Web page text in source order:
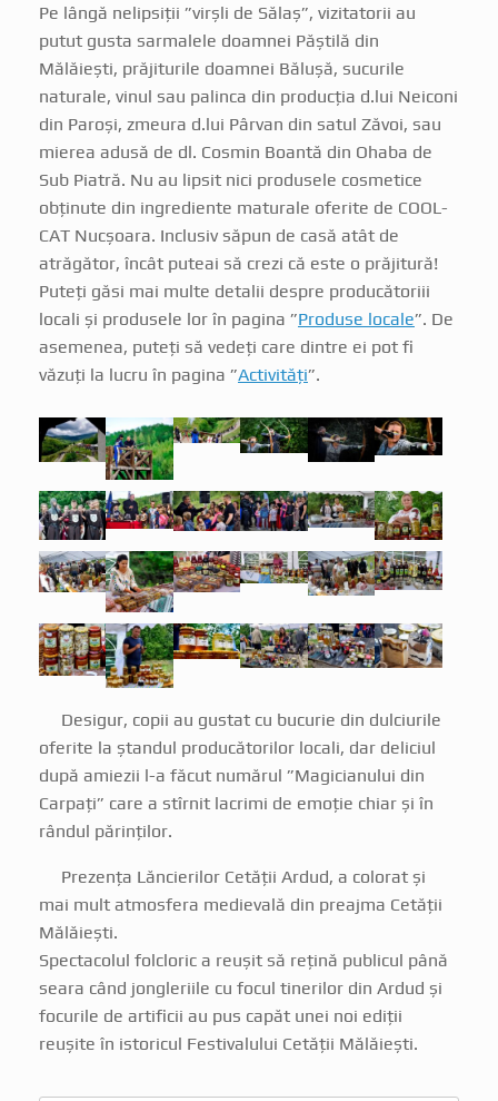
Pe lângă nelipsiții ”virșli de Sălaș”, vizitatorii au
putut gusta sarmalele doamnei Păștilă din
Mălăiești, prăjiturile doamnei Bălușă, sucurile
naturale, vinul sau palinca din producția d.lui Neiconi
din Paroși, zmeura d.lui Pârvan din satul Zăvoi, sau
mierea adusă de dl. Cosmin Boantă din Ohaba de
Sub Piatră. Nu au lipsit nici produsele cosmetice
obținute din ingrediente maturale oferite de COOL-
CAT Nucșoara. Inclusiv săpun de casă atât de
atrăgător, încât puteai să crezi că este o prăjitură!
Puteți găsi mai multe detalii despre producătoriii
locali și produsele lor în pagina ”Produse locale”. De
asemenea, puteți să vedeți care dintre ei pot fi
văzuți la lucru în pagina ”Activități”.
Desigur, copii au gustat cu bucurie din dulciurile
oferite la ștandul producătorilor locali, dar deliciul
după amiezii l-a făcut numărul ”Magicianului din
Carpați” care a stîrnit lacrimi de emoție chiar și în
rândul părinților.
Prezența Lăncierilor Cetății Ardud, a colorat și
mai mult atmosfera medievală din preajma Cetății
Mălăiești.
Spectacolul folcloric a reușit să rețină publicul până
seara când jongleriile cu focul tinerilor din Ardud și
focurile de artificii au pus capăt unei noi ediții
reușite în istoricul Festivalului Cetății Mălăiești.